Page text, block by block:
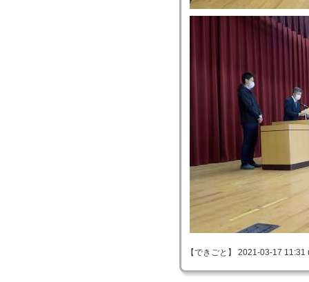
【できごと】 2021-03-17